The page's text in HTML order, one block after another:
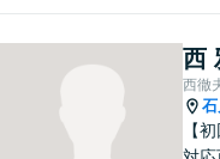
西
西徹
【